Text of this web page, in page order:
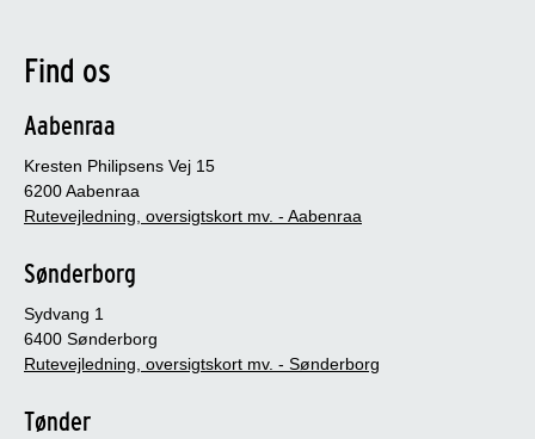
Find os
Aabenraa
Kresten Philipsens Vej 15
6200 Aabenraa
Rutevejledning, oversigtskort mv. - Aabenraa
Sønderborg
Sydvang 1
6400 Sønderborg
Rutevejledning, oversigtskort mv. - Sønderborg
Tønder